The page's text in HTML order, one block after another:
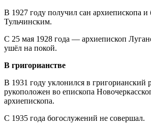
В 1927 году получил сан архиепископа и
Тульчинским.
С 25 мая 1928 года — архиепископ
ушёл на покой.
В григорианстве
В 1931 году уклонился в григорианский
рукоположен во епископа
архиепископа.
С 1935 года богослужений не совершал.